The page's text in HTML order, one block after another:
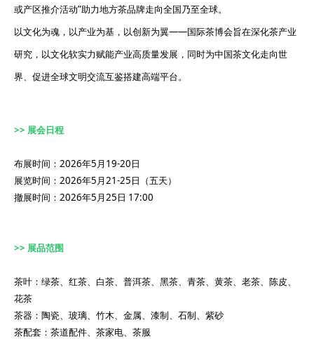
或产区推介活动”助力地方茶品牌走向全国乃至全球。
以文化为魂，以产业为基，以创新为翼——国际茶博会旨在深化茶产业
研究，以文化软实力赋能产业高质量发展，同时为中国茶文化走向世
界、促进全球文明交流互鉴搭建高端平台。
>> 展会日程
布展时间：2026年5月19-20日
展览时间：2026年5月21-25日（五天）
撤展时间：2026年5月25日 17:00
>> 展品范围
茶叶：绿茶、红茶、白茶、普洱茶、黑茶、青茶、黄茶、老茶、陈皮、
花茶
茶器：陶瓷、玻璃、竹木、金属、漆制、石制、紫砂
茶配套：茶道配件、茶家电、茶服